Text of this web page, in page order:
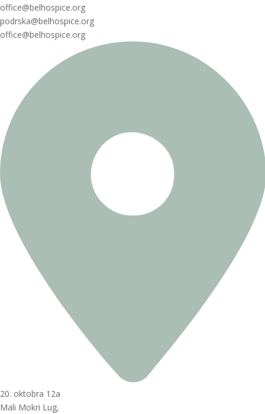
office@belhospice.org
podrska@belhospice.org
office@belhospice.org
20. oktobra 12a
Mali Mokri Lug,